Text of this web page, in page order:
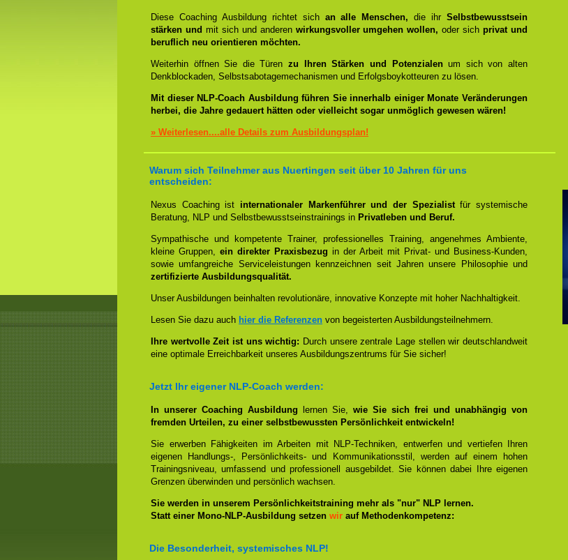
Diese Coaching Ausbildung richtet sich an alle Menschen, die ihrSelbstbewusstsein
stärken und mit sich und anderen wirkungsvoller umgehen wollen, oder sichprivat und
beruflich neu orientieren möchten.
Weiterhin öffnen Sie die Türenzu Ihren Stärken und Potenzialenum sich von alten
Denkblockaden, Selbstsabotagemechanismen und Erfolgsboykotteuren zu lösen.
Mit dieser NLP-Coach Ausbildung führen Sie innerhalb einiger Monate Veränderungen
herbei, die Jahre gedauert hätten oder vielleicht sogar unmöglich gewesen wären!
» Weiterlesen....alle Details zum Ausbildungsplan!
Warum sich Teilnehmer aus Nuertingen seit über 10 Jahren für uns
entscheiden:
Nexus Coaching ist internationaler Markenführer und der Spezialistfür systemische
Beratung, NLP und Selbstbewusstseinstrainings in Privatleben und Beruf.
Sympathische und kompetente Trainer, professionelles Training, angenehmes Ambiente,
kleine Gruppen, ein direkter Praxisbezug in der Arbeit mit Privat- und Business-Kunden,
sowie umfangreiche Serviceleistungen kennzeichnen seit Jahren unsere Philosophie und
zertifizierte Ausbildungsqualität.
Unser Ausbildungen beinhalten revolutionäre, innovative Konzepte mit hoher Nachhaltigkeit.
Lesen Sie dazu auch hier die Referenzen von begeisterten Ausbildungsteilnehmern.
Ihre wertvolle Zeit ist uns wichtig: Durch unsere zentrale Lage stellen wir deutschlandweit
eine optimale Erreichbarkeit unseres Ausbildungszentrums für Sie sicher!
Jetzt Ihr eigener NLP-Coach werden:
In unserer Coaching Ausbildung lernen Sie, wie Sie sich frei und unabhängig von
fremden Urteilen, zu einer selbstbewussten Persönlichkeit entwickeln!
Sie erwerben Fähigkeiten im Arbeiten mit NLP-Techniken, entwerfen und vertiefen Ihren
eigenen Handlungs-, Persönlichkeits- und Kommunikationsstil, werden auf einem hohen
Trainingsniveau, umfassend und professionell ausgebildet. Sie können dabei Ihre eigenen
Grenzen überwinden und persönlich wachsen.
Sie werden in unserem Persönlichkeitstraining mehr als "nur" NLP lernen.
Statt einer Mono-NLP-Ausbildung setzen wir auf Methodenkompetenz:
Die Besonderheit, systemisches NLP!